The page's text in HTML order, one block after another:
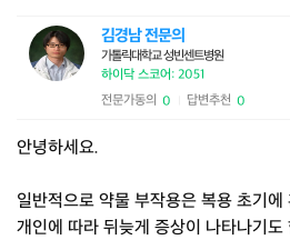
김경남 전문의
가톨릭대학교 성빈센트병원
하이닥 스코어: 2051
전문가동의 0 답변추천 0
안녕하세요.
일반적으로 약물 부작용은 복용 초기에
개인에 따라 뒤늦게 증상이 나타나기도